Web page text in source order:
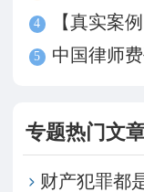
4 【真实案例】孙
5 中国律师费平均费
专题热门文
财产犯罪都